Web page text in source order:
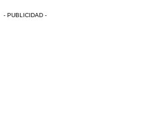
- PUBLICIDAD -